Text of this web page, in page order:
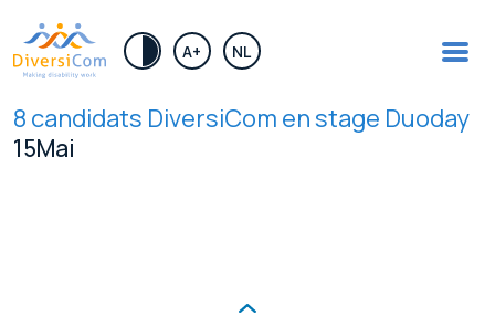
A+ NL
8 candidats DiversiCom en stage Duoday
15Mai